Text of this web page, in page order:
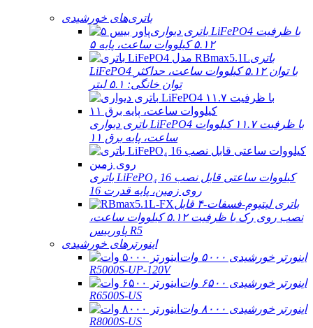
باتری‌های خورشیدی
باتری دیواری LiFePO4 با ظرفیت
۵.۱۲ کیلووات ساعت، پایه ۵
باتری
LiFePO4 با توان ۵.۱۲ کیلووات ساعت، حداکثر
توان خانگی: ۵.۱ لیتر
باتری دیواری LiFePO4 با ظرفیت ۱۱.۷ کیلووات
ساعت، پایه برق ۱۱
باتری LiFePO₄ 16 کیلووات ساعتی قابل نصب
روی زمین، پایه قدرت 16
باتری لیتیوم-فسفات-۴ قابل
نصب روی رک با ظرفیت ۵.۱۲ کیلووات ساعت،
پاوربیس R5
اینورترهای خورشیدی
اینورتر خورشیدی ۵۰۰۰ وات
R5000S-UP-120V
اینورتر خورشیدی ۶۵۰۰ وات
R6500S-US
اینورتر خورشیدی ۸۰۰۰ وات
R8000S-US